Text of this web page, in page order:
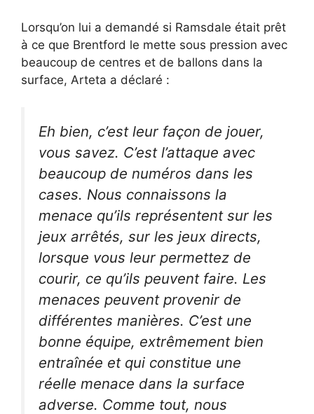
Lorsqu’on lui a demandé si Ramsdale était prêt
à ce que Brentford le mette sous pression avec
beaucoup de centres et de ballons dans la
surface, Arteta a déclaré :
Eh bien, c’est leur façon de jouer,
vous savez. C’est l’attaque avec
beaucoup de numéros dans les
cases. Nous connaissons la
menace qu’ils représentent sur les
jeux arrêtés, sur les jeux directs,
lorsque vous leur permettez de
courir, ce qu’ils peuvent faire. Les
menaces peuvent provenir de
différentes manières. C’est une
bonne équipe, extrêmement bien
entraînée et qui constitue une
réelle menace dans la surface
adverse. Comme tout, nous